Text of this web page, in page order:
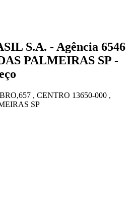
S.A. - Agência 6546
PALMEIRAS SP -
, CENTRO 13650-000 ,
SP